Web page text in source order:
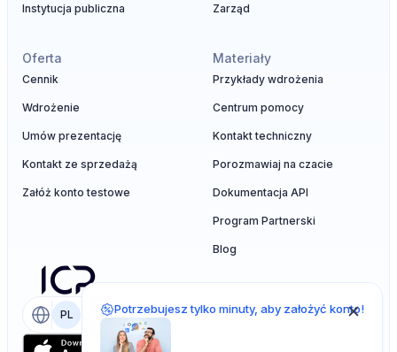
Instytucja publiczna Zarząd
Oferta
Cennik
Wdrożenie
Umów prezentację
Kontakt ze sprzedażą
Załóż konto testowe
Materiały
Przykłady wdrożenia
Centrum pomocy
Kontakt techniczny
Porozmawiaj na czacie
Dokumentacja API
Program Partnerski
Blog
PL EN Potrzebujesz tylko minuty, aby założyć konto!